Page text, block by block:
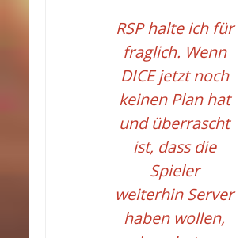
RSP halte ich für
fraglich. Wenn
DICE jetzt noch
keinen Plan hat
und überrascht
ist, dass die
Spieler
weiterhin Server
haben wollen,